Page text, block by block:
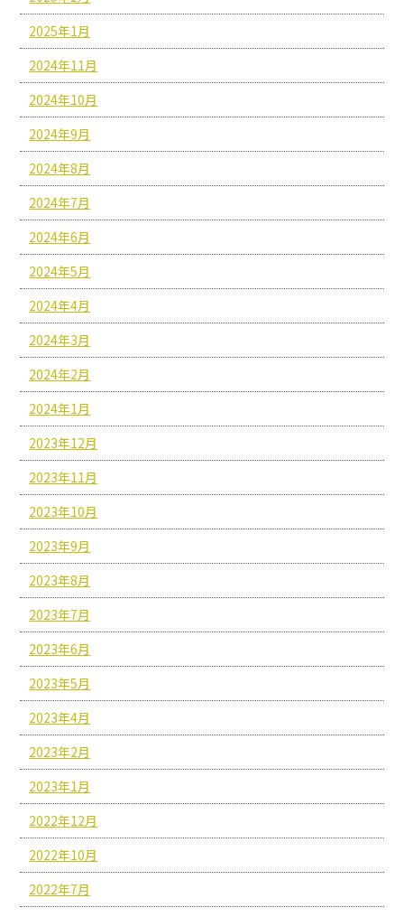
2025年1月
2024年11月
2024年10月
2024年9月
2024年8月
2024年7月
2024年6月
2024年5月
2024年4月
2024年3月
2024年2月
2024年1月
2023年12月
2023年11月
2023年10月
2023年9月
2023年8月
2023年7月
2023年6月
2023年5月
2023年4月
2023年2月
2023年1月
2022年12月
2022年10月
2022年7月